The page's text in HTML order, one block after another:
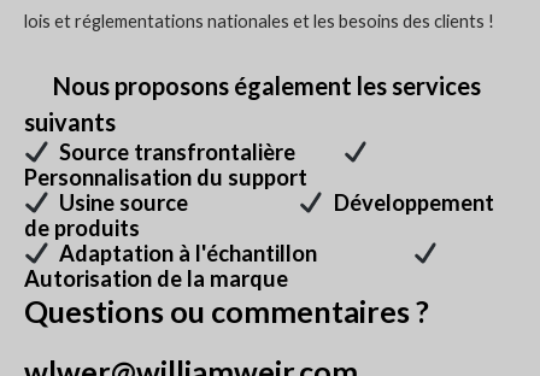
lois et réglementations nationales et les besoins des clients !
Nous proposons également les services
suivants
Source transfrontalière
Personnalisation du support
Usine source
Développement
de produits
Adaptation à l'échantillon
Autorisation de la marque
Questions ou commentaires ?